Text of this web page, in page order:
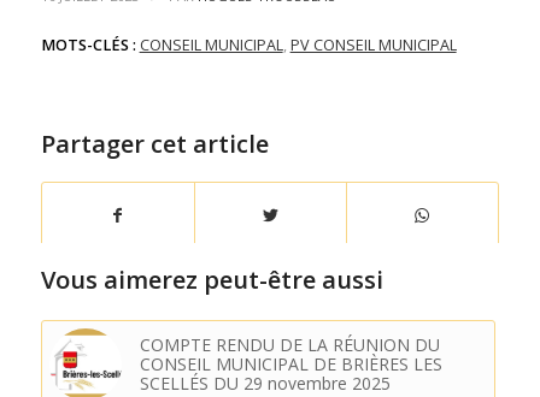
MOTS-CLÉS : CONSEIL MUNICIPAL, PV CONSEIL MUNICIPAL
Partager cet article
Vous aimerez peut-être aussi
COMPTE RENDU DE LA RÉUNION DU
CONSEIL MUNICIPAL DE BRIÈRES LES
SCELLÉS DU 29 novembre 2025